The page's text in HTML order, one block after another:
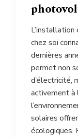
chez soi
dernières
permet non
d’électricité,
activement à
solaires
écologiques.